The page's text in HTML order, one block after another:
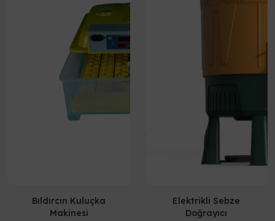
Bıldırcın Kuluçka
Makinesi
Elektrikli Sebze
Doğrayıcı